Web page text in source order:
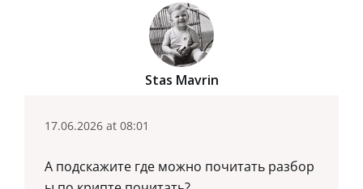
Stas Mavrin
17.06.2026 at 08:01
А подскажите где можно почитать разбор